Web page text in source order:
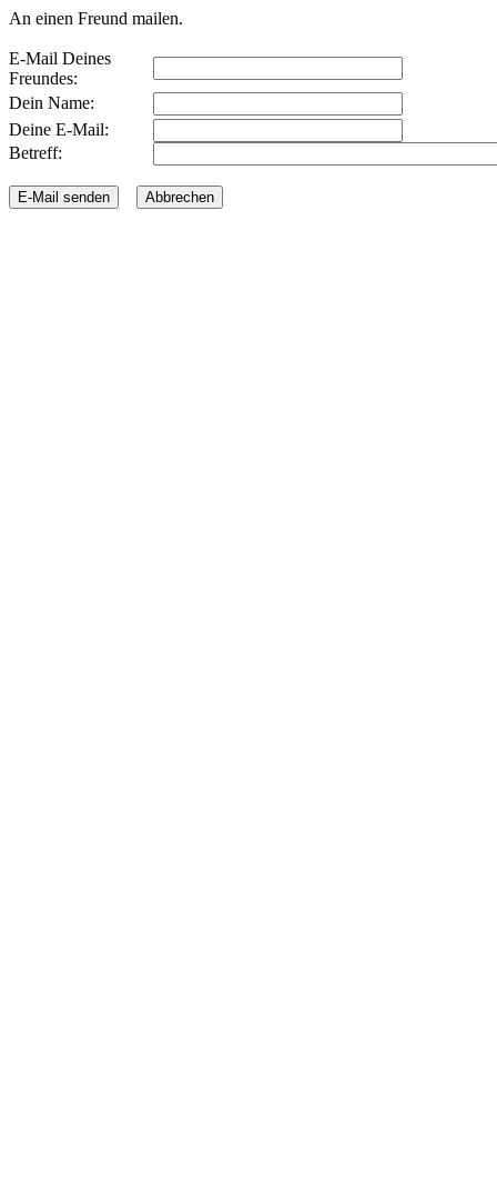
An einen Freund mailen.
E-Mail Deines
Freundes:
Dein Name:
Deine E-Mail:
Betreff: